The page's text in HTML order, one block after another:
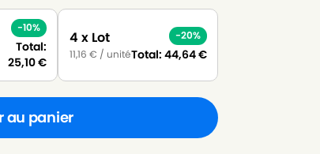
-10%
Total:
25,10€
4 x Lot
11,16 € / unité
-20%
Total: 44,64€
au panier